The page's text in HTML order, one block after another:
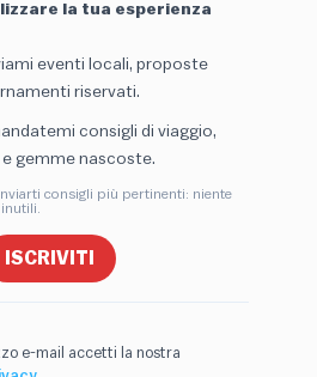
la tua esperienza
eventi locali, proposte
riservati.
consigli di viaggio,
gemme nascoste.
consigli più pertinenti: niente
ISCRIVITI
e-mail accetti la nostra